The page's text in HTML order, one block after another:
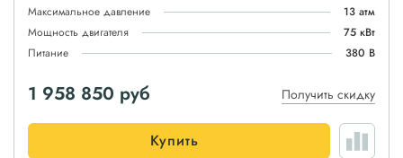
Максимальное давление
13 атм
Мощность двигателя
75 кВт
Питание
380 В
1 958 850 руб Получить скидку
Купить